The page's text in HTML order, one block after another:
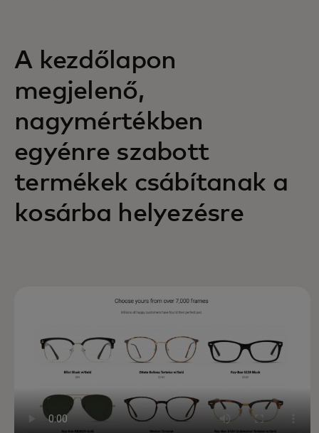
A kezdőlapon
megjelenő,
nagymértékben
egyénre szabott
termékek csábítanak a
kosárba helyezésre